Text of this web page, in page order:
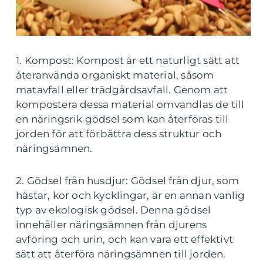
1. Kompost: Kompost är ett naturligt sätt att
återanvända organiskt material, såsom
matavfall eller trädgårdsavfall. Genom att
kompostera dessa material omvandlas de till
en näringsrik gödsel som kan återföras till
jorden för att förbättra dess struktur och
näringsämnen.
2. Gödsel från husdjur: Gödsel från djur, som
hästar, kor och kycklingar, är en annan vanlig
typ av ekologisk gödsel. Denna gödsel
innehåller näringsämnen från djurens
avföring och urin, och kan vara ett effektivt
sätt att återföra näringsämnen till jorden.